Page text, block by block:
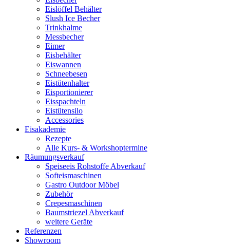
Eislöffel Behälter
Slush Ice Becher
Trinkhalme
Messbecher
Eimer
Eisbehälter
Eiswannen
Schneebesen
Eistütenhalter
Eisportionierer
Eisspachteln
Eistütensilo
Accessories
Eisakademie
Rezepte
Alle Kurs- & Workshoptermine
Räumungsverkauf
Speiseeis Rohstoffe Abverkauf
Softeismaschinen
Gastro Outdoor Möbel
Zubehör
Crepesmaschinen
Baumstriezel Abverkauf
weitere Geräte
Referenzen
Showroom